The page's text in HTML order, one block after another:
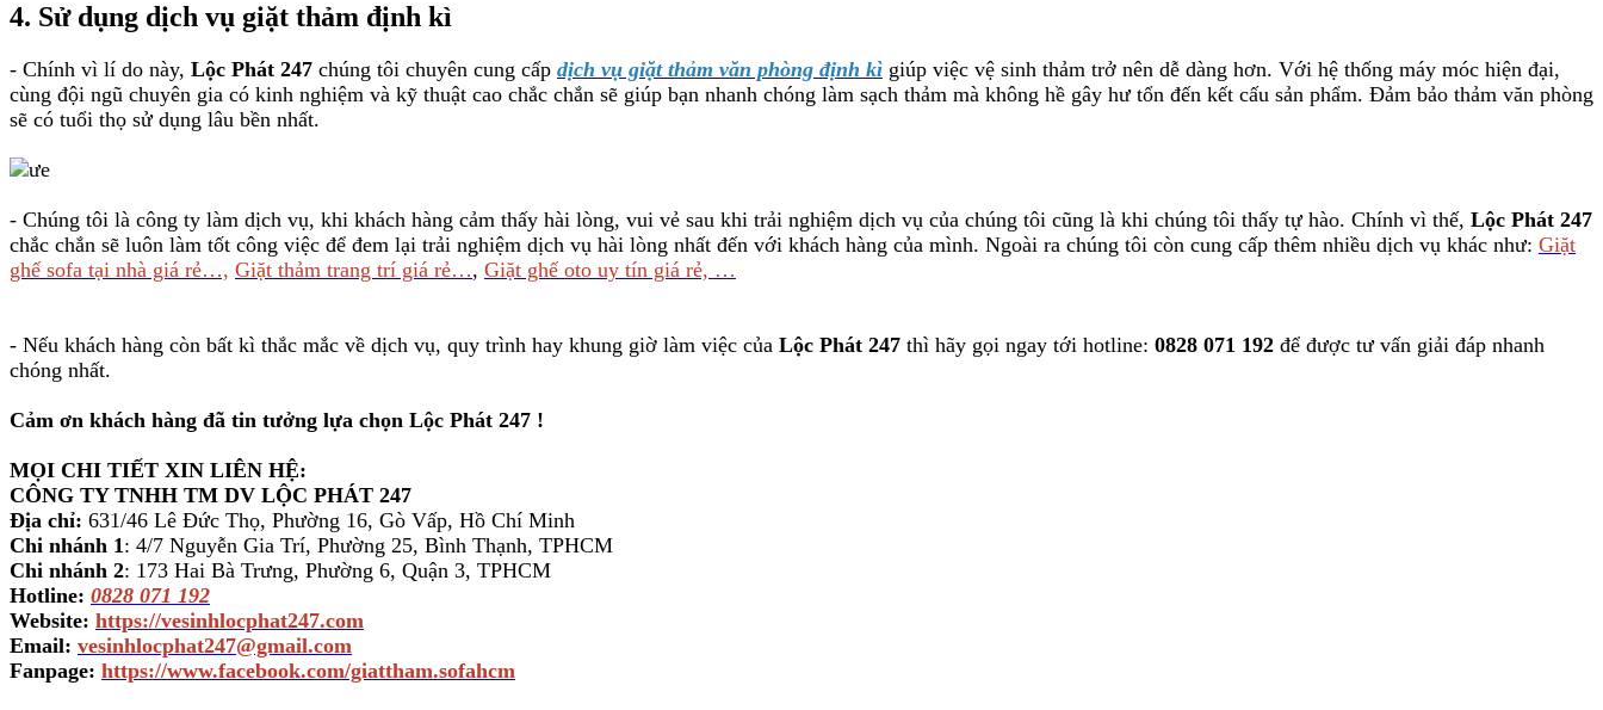
4. Sử dụng dịch vụ giặt thảm định kì
- Chính vì lí do này, Lộc Phát 247 chúng tôi chuyên cung cấp dịch vụ giặt thảm văn phòng định kì giúp việc vệ sinh thảm trở nên dễ dàng hơn. Với hệ thống máy móc hiện đại,
cùng đội ngũ chuyên gia có kinh nghiệm và kỹ thuật cao chắc chắn sẽ giúp bạn nhanh chóng làm sạch thảm mà không hề gây hư tổn đến kết cấu sản phẩm. Đảm bảo thảm văn phòng
sẽ có tuổi thọ sử dụng lâu bền nhất.
- Chúng tôi là công ty làm dịch vụ, khi khách hàng cảm thấy hài lòng, vui vẻ sau khi trải nghiệm dịch vụ của chúng tôi cũng là khi chúng tôi thấy tự hào. Chính vì thế, Lộc Phát 247
chắc chắn sẽ luôn làm tốt công việc để đem lại trải nghiệm dịch vụ hài lòng nhất đến với khách hàng của mình. Ngoài ra chúng tôi còn cung cấp thêm nhiều dịch vụ khác như: Giặt
ghế sofa tại nhà giá rẻ…, Giặt thảm trang trí giá rẻ…, Giặt ghế oto uy tín giá rẻ, …
- Nếu khách hàng còn bất kì thắc mắc về dịch vụ, quy trình hay khung giờ làm việc của Lộc Phát 247 thì hãy gọi ngay tới hotline: 0828 071 192 để được tư vấn giải đáp nhanh
chóng nhất.
Cảm ơn khách hàng đã tin tưởng lựa chọn Lộc Phát 247 !
MỌI CHI TIẾT XIN LIÊN HỆ:
CÔNG TY TNHH TM DV LỘC PHÁT 247
Địa chỉ: 631/46 Lê Đức Thọ, Phường 16, Gò Vấp, Hồ Chí Minh
Chi nhánh 1: 4/7 Nguyễn Gia Trí, Phường 25, Bình Thạnh, TPHCM
Chi nhánh 2: 173 Hai Bà Trưng, Phường 6, Quận 3, TPHCM
Hotline: 0828 071 192
Website: https://vesinhlocphat247.com
Email: vesinhlocphat247@gmail.com
Fanpage: https://www.facebook.com/giattham.sofahcm